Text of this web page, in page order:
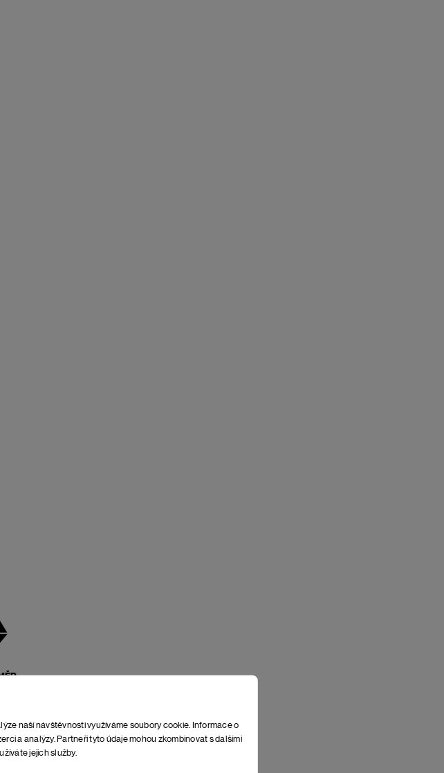
naší návštěvnosti využíváme soubory cookie. Informace o
a analýzy. Partneři tyto údaje mohou zkombinovat s dalšími
jejich služby.